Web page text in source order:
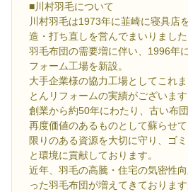
■川村羽毛について
川村羽毛は1973年に韮崎に寝具店
造・打ち直しを営んでまいりました
羽毛布団の需要増に伴い、1996年
フォーム工場を新設。
大手企業様の協力工場としてこれ
とんリフォームの実績がございます
創業から約50年にわたり、古い布
再度価値のあるものとして蘇らせて
限りのある資源を大切に守り、ゴ
と環境に貢献しております。
近年、羽毛の高騰・住宅の気密性
った羽毛布団が増えてきております